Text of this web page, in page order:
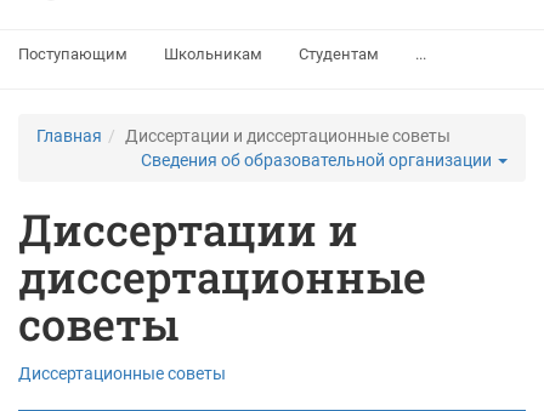
Поступающим Школьникам Студентам ...
Главная
Диссертации и диссертационные советы
Сведения об образовательной организации
Диссертации и
диссертационные
советы
Диссертационные советы